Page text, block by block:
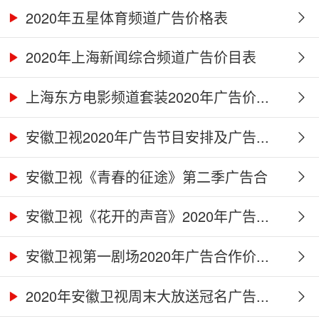
2020年五星体育频道广告价格表
2020年上海新闻综合频道广告价目表
上海东方电影频道套装2020年广告价...
安徽卫视2020年广告节目安排及广告...
安徽卫视《青春的征途》第二季广告合
作...安徽卫视《花开的声音》2020年广告...
安徽卫视第一剧场2020年广告合作价...
2020年安徽卫视周末大放送冠名广告...